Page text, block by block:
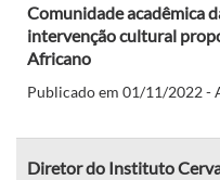
Comunidade acadêmica
intervenção cultural
Africano
Publicado em 01/11/2022 -
Diretor do Instituto